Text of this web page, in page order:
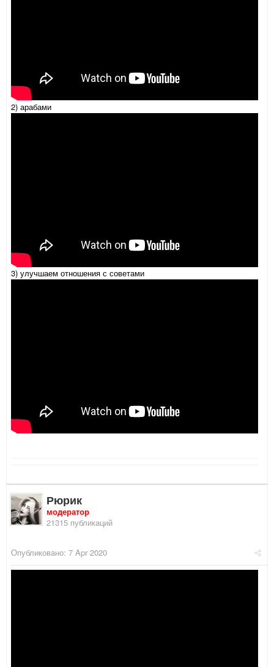
2) арабами
3) улучшаем отношения с советами
Рюрик
модератор
21315 публикаций
Опубликовано: 7 Apr 2020